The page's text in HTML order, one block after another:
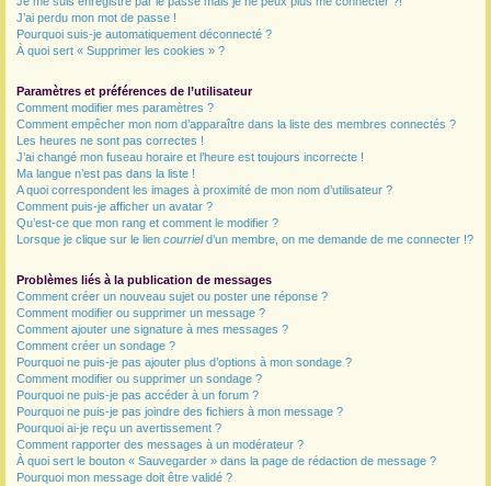
J’ai perdu mon mot de passe !
Pourquoi suis-je automatiquement déconnecté ?
À quoi sert « Supprimer les cookies » ?
Paramètres et préférences de l’utilisateur
Comment modifier mes paramètres ?
Comment empêcher mon nom d’apparaître dans la liste des membres connectés ?
Les heures ne sont pas correctes !
J’ai changé mon fuseau horaire et l’heure est toujours incorrecte !
Ma langue n’est pas dans la liste !
A quoi correspondent les images à proximité de mon nom d’utilisateur ?
Comment puis-je afficher un avatar ?
Qu’est-ce que mon rang et comment le modifier ?
Lorsque je clique sur le lien courrield’un membre, on me demande de me connecter !?
Problèmes liés à la publication de messages
Comment créer un nouveau sujet ou poster une réponse ?
Comment modifier ou supprimer un message ?
Comment ajouter une signature à mes messages ?
Comment créer un sondage ?
Pourquoi ne puis-je pas ajouter plus d’options à mon sondage ?
Comment modifier ou supprimer un sondage ?
Pourquoi ne puis-je pas accéder à un forum ?
Pourquoi ne puis-je pas joindre des fichiers à mon message ?
Pourquoi ai-je reçu un avertissement ?
Comment rapporter des messages à un modérateur ?
À quoi sert le bouton « Sauvegarder » dans la page de rédaction de message ?
Pourquoi mon message doit être validé ?